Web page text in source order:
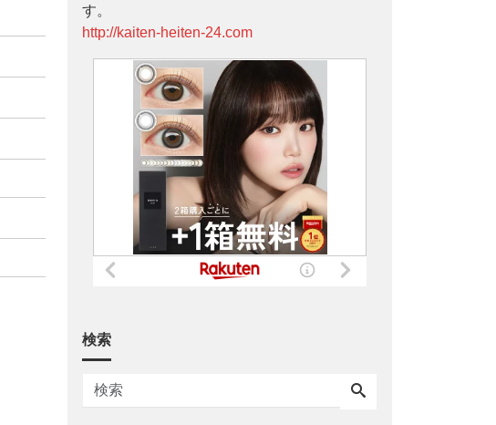
す。
http://kaiten-heiten-24.com
検索